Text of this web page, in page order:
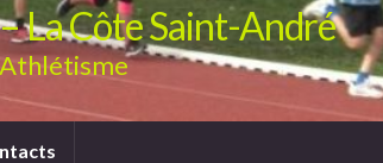
La Côte Saint-André
Athlétisme